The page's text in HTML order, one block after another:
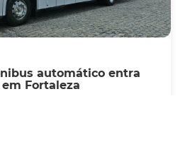
automático entra
Fortaleza